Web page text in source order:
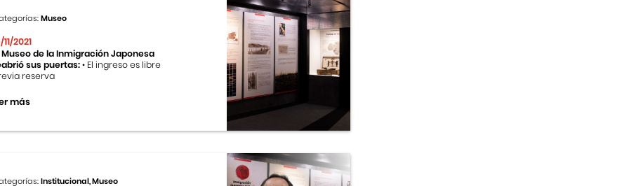
Museo
11/2021
Museo de la Inmigración Japonesa
sus puertas:• El ingreso es libre
reserva
más
Institucional, Museo